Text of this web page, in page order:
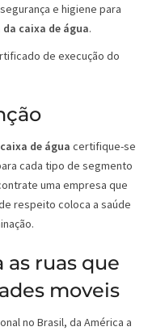
e higiene para
caixa de água.
de execução do
de água certifique-se
cada tipo de segmento
uma empresa que
respeito coloca a saúde
ruas que
moveis
no Brasil, da América a